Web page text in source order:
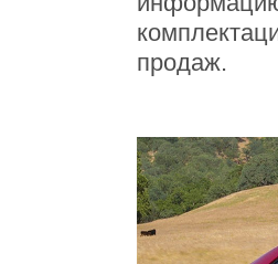
продаж.